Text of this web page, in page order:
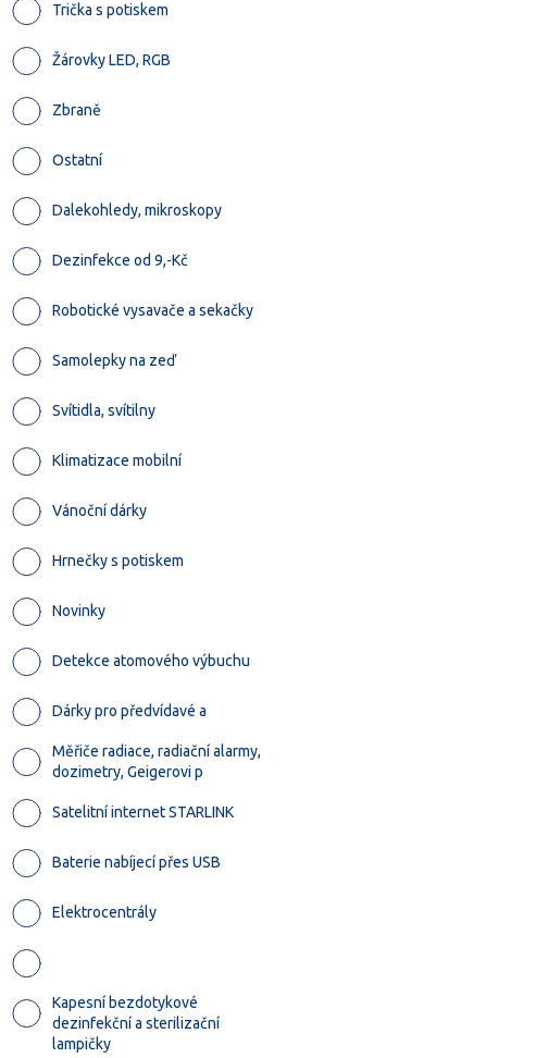
Trička s potiskem
Žárovky LED, RGB
Zbraně
Ostatní
Dalekohledy, mikroskopy
Dezinfekce od 9,-Kč
Robotické vysavače a sekačky
Samolepky na zeď
Svítidla, svítilny
Klimatizace mobilní
Vánoční dárky
Hrnečky s potiskem
Novinky
Detekce atomového výbuchu
Dárky pro předvídavé a
Měřiče radiace, radiační alarmy,
dozimetry, Geigerovi p
Satelitní internet STARLINK
Baterie nabíjecí přes USB
Elektrocentrály
Kapesní bezdotykové
dezinfekční a sterilizační
lampičky